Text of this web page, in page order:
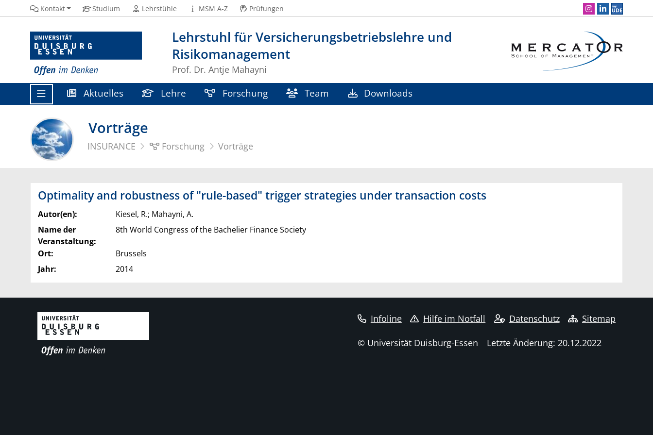
Lehrstuhl für Versicherungsbetriebslehre und
Risikomanagement
Prof. Dr. Antje Mahayni
Kontakt Studium Lehrstühle MSM A-Z Prüfungen Social Media Navigation
Aktuelles Lehre Forschung Team Downloads
Vorträge
INSURANCE Forschung Vorträge
Optimality and robustness of "rule-based" trigger strategies under transaction costs
Autor(en):
Kiesel, R.; Mahayni, A.
Name der
Veranstaltung:
8th World Congress of the Bachelier Finance Society
Ort:
Brussels
Jahr:
2014
Infoline Hilfe im Notfall Datenschutz Sitemap
© Universität Duisburg-Essen Letzte Änderung: 20.12.2022